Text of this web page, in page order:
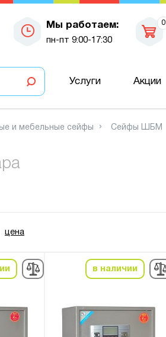
Мы работаем:
пн-пт 9:00-17:30
0
Услуги Акции
и мебельные сейфы Сейфы ШБМ
цена
в наличии